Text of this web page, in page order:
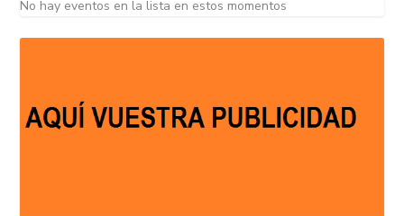
No hay eventos en la lista en estos momentos